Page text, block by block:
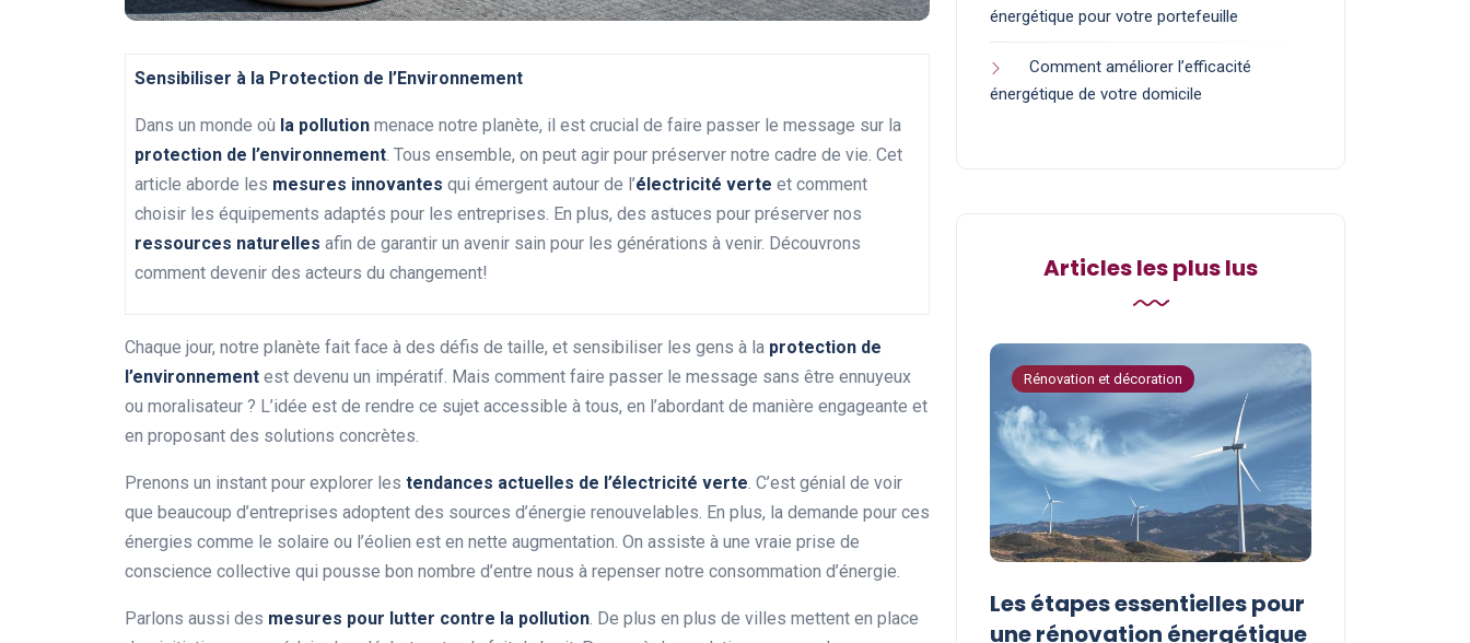
Sensibiliser à la Protection de l’Environnement
Dans un monde où la pollution menace notre planète, il est crucial de faire passer le message sur la
protection de l’environnement. Tous ensemble, on peut agir pour préserver notre cadre de vie. Cet
article aborde les mesures innovantes qui émergent autour de l’électricité verte et comment
choisir les équipements adaptés pour les entreprises. En plus, des astuces pour préserver nos
ressources naturelles afin de garantir un avenir sain pour les générations à venir. Découvrons
comment devenir des acteurs du changement!
Chaque jour, notre planète fait face à des défis de taille, et sensibiliser les gens à la protection de
l’environnement est devenu un impératif. Mais comment faire passer le message sans être ennuyeux
ou moralisateur ? L’idée est de rendre ce sujet accessible à tous, en l’abordant de manière engageante et
en proposant des solutions concrètes.
Prenons un instant pour explorer les tendances actuelles de l’électricité verte. C’est génial de voir
que beaucoup d’entreprises adoptent des sources d’énergie renouvelables. En plus, la demande pour ces
énergies comme le solaire ou l’éolien est en nette augmentation. On assiste à une vraie prise de
conscience collective qui pousse bon nombre d’entre nous à repenser notre consommation d’énergie.
Parlons aussi des mesures pour lutter contre la pollution. De plus en plus de villes mettent en place
énergétique pour votre portefeuille
Comment améliorer l’efficacité
énergétique de votre domicile
Articles les plus lus
Rénovation et décoration
Les avantages de la
rénovation énergétique
Rénovation et décoration
Les étapes essentielles pour
une rénovation énergétique